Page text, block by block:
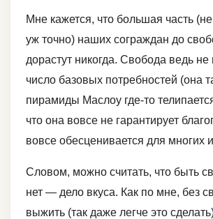
Мне кажется, что большая часть
уж точно) наших сограждан до
дорастут никогда. Свобода ведь не
число базовых потребностей (она
пирамиды Маслоу где-то
что она вовсе не гарантирует
вовсе обесценивается для многих
Словом, можно считать, что быть
нет — дело вкуса. Как по мне, без
выжить (так даже легче это